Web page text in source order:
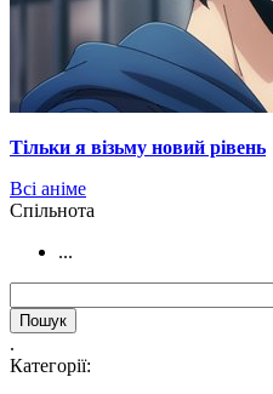
Тільки я візьму новий рівень
Всі аніме
Cпільнота
...
.
Категорії: